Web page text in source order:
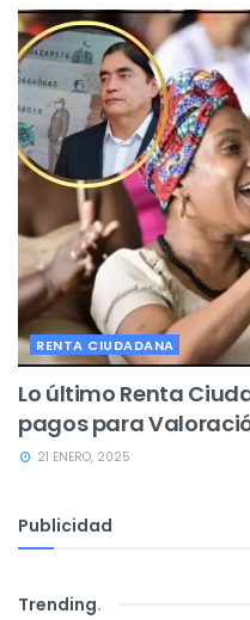
RENTA CIUDADANA
Lo último Renta
pagos para
21 ENERO, 2025
Publicidad
Trending.